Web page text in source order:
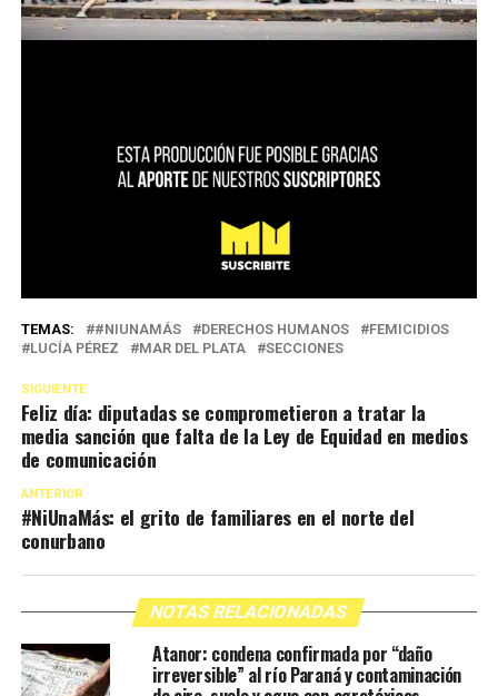
TEMAS: #NIUNAMÁS DERECHOS HUMANOS
FEMICIDIOS
LUCÍA PÉREZ
MAR DEL PLATA SECCIONES
SIGUIENTE
Feliz día: diputadas se comprometieron a tratar la
media sanción que falta de la Ley de Equidad en medios
de comunicación
ANTERIOR
#NiUnaMás: el grito de familiares en el norte del
conurbano
NOTAS RELACIONADAS
Atanor: condena confirmada por “daño
irreversible” al río Paraná y contaminación